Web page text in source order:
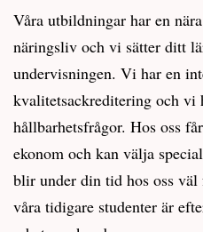
Våra utbildningar har en
näringsliv och vi sätter ditt
undervisningen. Vi har en
kvalitetsackreditering och vi
hållbarhetsfrågor. Hos oss
ekonom och kan välja
blir under din tid hos oss
våra tidigare studenter är